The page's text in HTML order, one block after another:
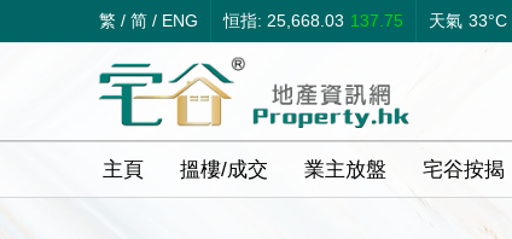
繁 / 简 / ENG 恒指: 25,668.03 137.75 天氣 33°C
主頁 搵樓/成交 業主放盤 宅谷按揭